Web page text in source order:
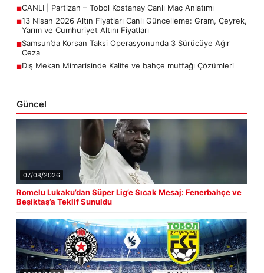
■CANLI | Partizan – Tobol Kostanay Canlı Maç Anlatımı
■13 Nisan 2026 Altın Fiyatları Canlı Güncelleme: Gram, Çeyrek,
Yarım ve Cumhuriyet Altını Fiyatları
■Samsun’da Korsan Taksi Operasyonunda 3 Sürücüye Ağır
Ceza
■Dış Mekan Mimarisinde Kalite ve bahçe mutfağı Çözümleri
Güncel
07/08/2026
Romelu Lukaku’dan Süper Lig’e Sıcak Mesaj: Fenerbahçe ve
Beşiktaş’a Teklif Sunuldu